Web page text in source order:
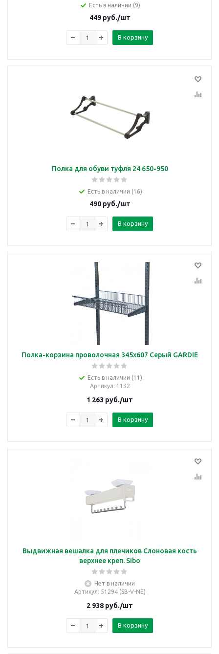
Есть в наличии (9)
449руб./шт
В корзину
Полка для обуви туфля 24 650-950
Есть в наличии (16)
490руб./шт
В корзину
Полка-корзина проволочная 345х607 Серый GARDIE
Есть в наличии (11)
Артикул: 1132
1 263 руб./шт
В корзину
Выдвижная вешалка для плечиков Слоновая кость
верхнее креп. Sibo
Нет в наличии
Артикул: 51294 (SB-V-NE)
2 938 руб./шт
В корзину